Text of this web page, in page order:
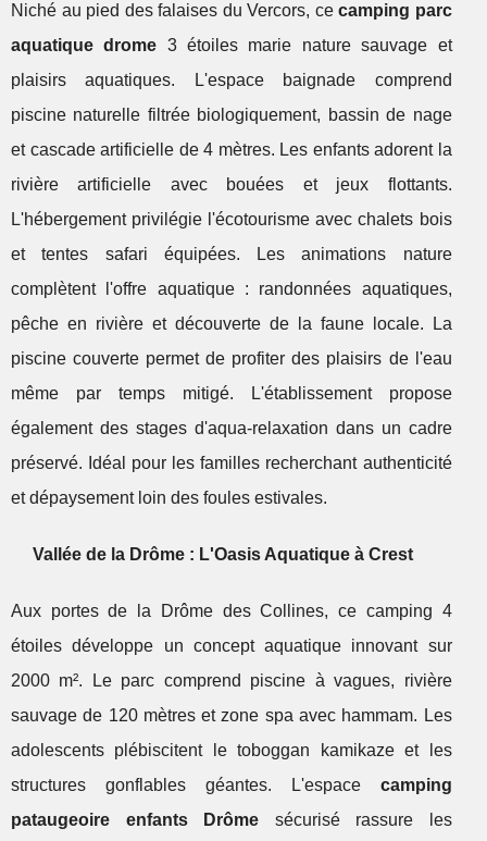
Niché au pied des falaises du Vercors, cecamping parc
aquatique drome 3 étoiles marie nature sauvage et
plaisirs aquatiques. L'espace baignade comprend
piscine naturelle filtrée biologiquement, bassin de nage
et cascade artificielle de 4 mètres. Les enfants adorent la
rivière artificielle avec bouées et jeux flottants.
L'hébergement privilégie l'écotourisme avec chalets bois
et tentes safari équipées. Les animations nature
complètent l'offre aquatique : randonnées aquatiques,
pêche en rivière et découverte de la faune locale. La
piscine couverte permet de profiter des plaisirs de l'eau
même par temps mitigé. L'établissement propose
également des stages d'aqua-relaxation dans un cadre
préservé. Idéal pour les familles recherchant authenticité
et dépaysement loin des foules estivales.
Vallée de la Drôme : L'Oasis Aquatique à Crest
Aux portes de la Drôme des Collines, ce camping 4
étoiles développe un concept aquatique innovant sur
2000 m². Le parc comprend piscine à vagues, rivière
sauvage de 120 mètres et zone spa avec hammam. Les
adolescents plébiscitent le toboggan kamikaze et les
structures gonflables géantes. L'espace camping
pataugeoire enfants Drôme sécurisé rassure les